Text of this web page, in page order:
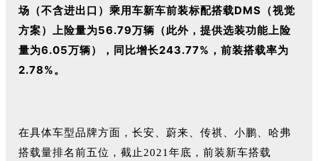
场（不含进出口）乘用车新车前装标配搭载DMS（视觉
方案）上险量为56.79万辆（此外，提供选装功能上险
量为6.05万辆），同比增长243.77%，前装搭载率为
2.78%。
在具体车型品牌方面，长安、蔚来、传祺、小鹏、哈弗
搭载量排名前五位，截止2021年底，前装新车搭载